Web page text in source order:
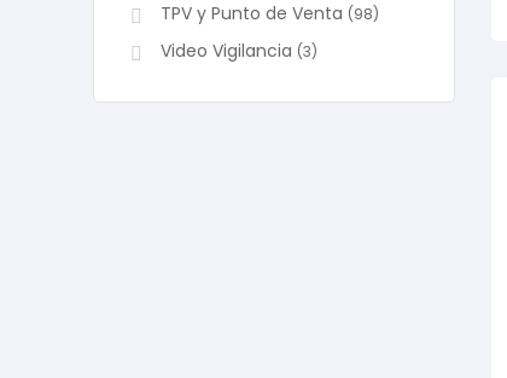
TPV y Punto de Venta (98)
Video Vigilancia (3)